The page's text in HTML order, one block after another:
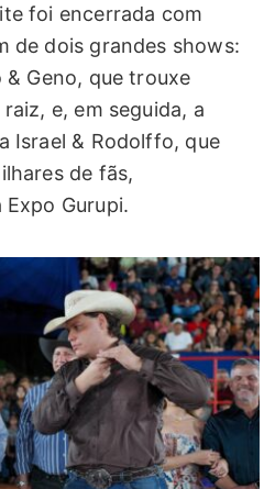
foi encerrada com
de dois grandes shows:
Geno, que trouxe
e, em seguida, a
Israel & Rodolffo, que
de fãs,
Gurupi.